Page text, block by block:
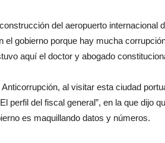
del aeropuerto internacional
el gobierno porque hay mucha
aquí el doctor y abogado
al visitar esta ciudad
perfil del fiscal general”, en la que dijo
es maquillando datos y números.